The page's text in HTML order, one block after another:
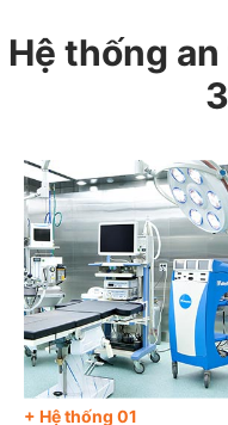
Hệ thống
+ Hệ thống 01